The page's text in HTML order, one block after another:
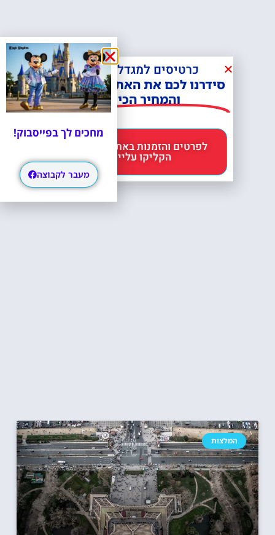
המלצות
כרטיסים למגדל אייפל?
סידרנו לכם את האתר הכי אמין -
והמחיר הכי זול!
הקליקו עליי 😊
מחכים לך בפייסבוק!
מעבר לקבוצה